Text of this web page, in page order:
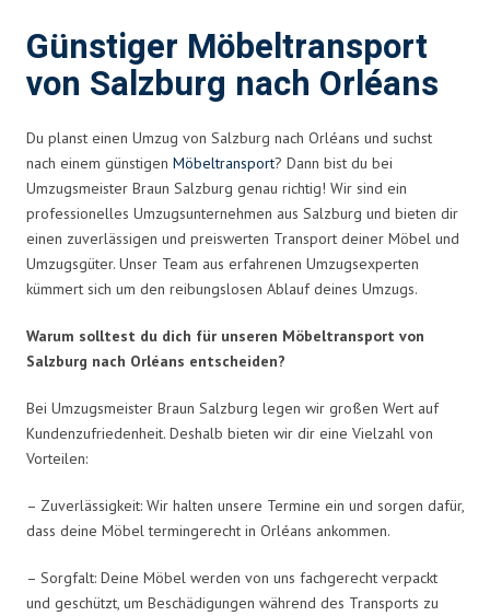
Günstiger Möbeltransport
von Salzburg nach Orléans
Du planst einen Umzug von Salzburg nach Orléans und suchst
nach einem günstigen Möbeltransport? Dann bist du bei
Umzugsmeister Braun Salzburg genau richtig! Wir sind ein
professionelles Umzugsunternehmen aus Salzburg und bieten dir
einen zuverlässigen und preiswerten Transport deiner Möbel und
Umzugsgüter. Unser Team aus erfahrenen Umzugsexperten
kümmert sich um den reibungslosen Ablauf deines Umzugs.
Warum solltest du dich für unseren Möbeltransport von
Salzburg nach Orléans entscheiden?
Bei Umzugsmeister Braun Salzburg legen wir großen Wert auf
Kundenzufriedenheit. Deshalb bieten wir dir eine Vielzahl von
Vorteilen:
– Zuverlässigkeit: Wir halten unsere Termine ein und sorgen dafür,
dass deine Möbel termingerecht in Orléans ankommen.
– Sorgfalt: Deine Möbel werden von uns fachgerecht verpackt
und geschützt, um Beschädigungen während des Transports zu